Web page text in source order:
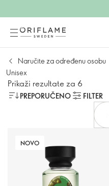
Naručite za određenu osobu
Unisex
Prikaži rezultate za 6
PREPORUČENO
FILTER
NOVO